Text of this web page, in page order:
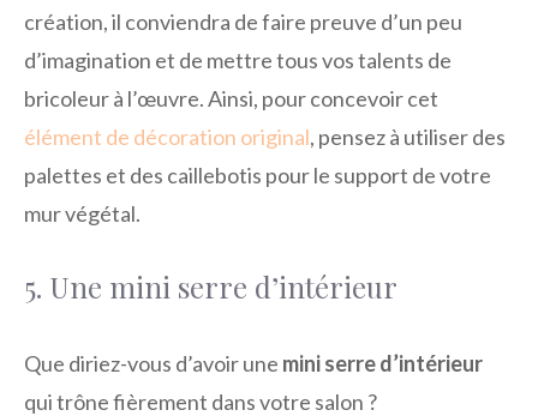
création, il conviendra de faire preuve d’un peu
d’imagination et de mettre tous vos talents de
bricoleur à l’œuvre. Ainsi, pour concevoir cet
élément de décoration original, pensez à utiliser des
palettes et des caillebotis pour le support de votre
mur végétal.
5. Une mini serre d’intérieur
Que diriez-vous d’avoir une mini serre d’intérieur
qui trône fièrement dans votre salon ?